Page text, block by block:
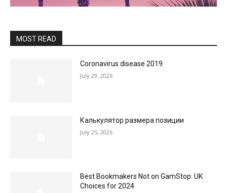
MOST READ
Coronavirus disease 2019
July 29, 2026
Калькулятор размера позиции
July 25, 2026
Best Bookmakers Not on GamStop: UK
Choices for 2024